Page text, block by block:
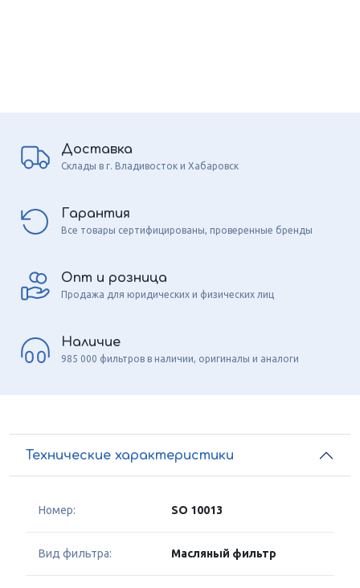
Доставка
Склады в г. Владивосток и Хабаровск
Гарантия
Все товары сертифицированы, проверенные бренды
Опт и розница
Продажа для юридических и физических лиц
Наличие
985 000 фильтров в наличии, оригиналы и аналоги
Технические характеристики
Номер: SO 10013
Вид фильтра: Масляный фильтр